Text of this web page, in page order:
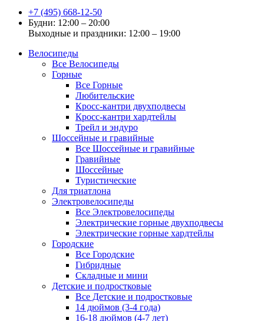
+7 (495) 668-12-50
Будни: 12:00 – 20:00
Выходные и праздники: 12:00 – 19:00
Велосипеды
Все Велосипеды
Горные
Все Горные
Любительские
Кросс-кантри двухподвесы
Кросс-кантри хардтейлы
Трейл и эндуро
Шоссейные и гравийные
Все Шоссейные и гравийные
Гравийные
Шоссейные
Туристические
Для триатлона
Электровелосипеды
Все Электровелосипеды
Электрические горные двухподвесы
Электрические горные хардтейлы
Городские
Все Городские
Гибридные
Складные и мини
Детские и подростковые
Все Детские и подростковые
14 дюймов (3-4 года)
16-18 дюймов (4-7 лет)